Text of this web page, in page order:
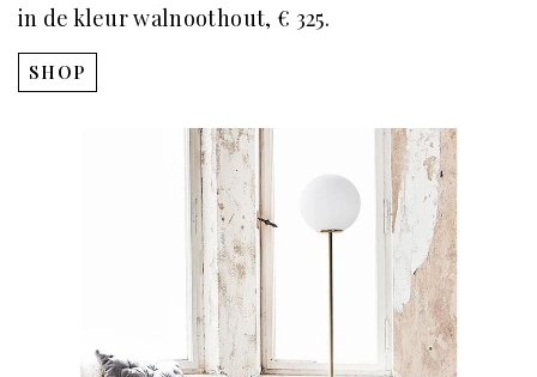
in de kleur walnoothout, € 325.
SHOP